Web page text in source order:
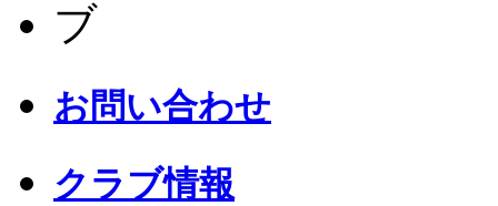
お問い合わせ
クラブ情報